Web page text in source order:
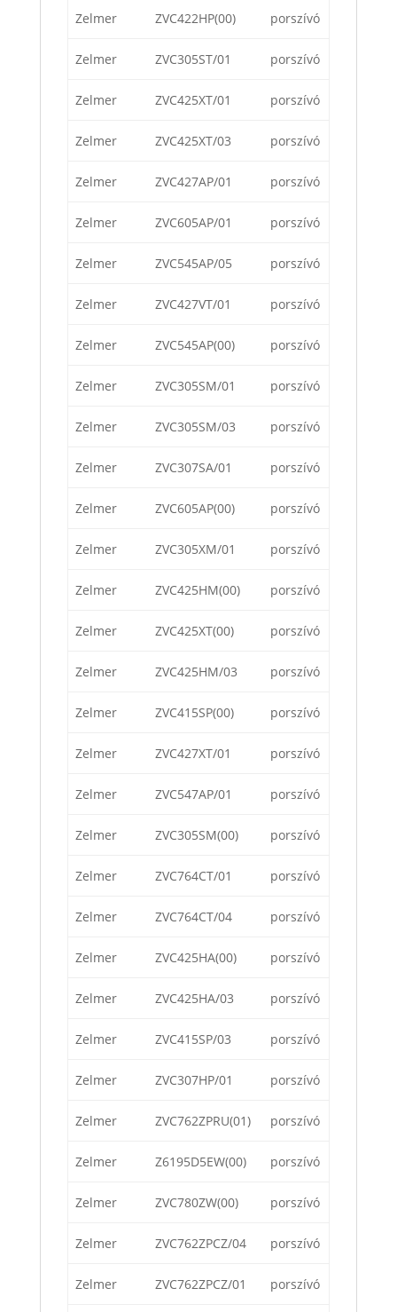
Zelmer ZVC422HP(00) porszívó
Zelmer ZVC305ST/01 porszívó
Zelmer ZVC425XT/01 porszívó
Zelmer ZVC425XT/03 porszívó
Zelmer ZVC427AP/01 porszívó
Zelmer ZVC605AP/01 porszívó
Zelmer ZVC545AP/05 porszívó
Zelmer ZVC427VT/01 porszívó
Zelmer ZVC545AP(00) porszívó
Zelmer ZVC305SM/01 porszívó
Zelmer ZVC305SM/03 porszívó
Zelmer ZVC307SA/01 porszívó
Zelmer ZVC605AP(00) porszívó
Zelmer ZVC305XM/01 porszívó
Zelmer ZVC425HM(00) porszívó
Zelmer ZVC425XT(00) porszívó
Zelmer ZVC425HM/03 porszívó
Zelmer ZVC415SP(00) porszívó
Zelmer ZVC427XT/01 porszívó
Zelmer ZVC547AP/01 porszívó
Zelmer ZVC305SM(00) porszívó
Zelmer ZVC764CT/01 porszívó
Zelmer ZVC764CT/04 porszívó
Zelmer ZVC425HA(00) porszívó
Zelmer ZVC425HA/03 porszívó
Zelmer ZVC415SP/03 porszívó
Zelmer ZVC307HP/01 porszívó
Zelmer ZVC762ZPRU(01) porszívó
Zelmer Z6195D5EW(00) porszívó
Zelmer ZVC780ZW(00) porszívó
Zelmer ZVC762ZPCZ/04 porszívó
Zelmer ZVC762ZPCZ/01 porszívó